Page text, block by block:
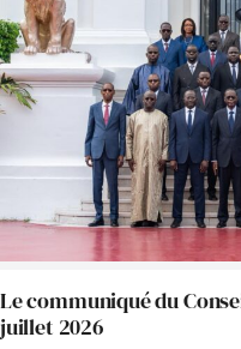
Le communiqué du
juillet 2026